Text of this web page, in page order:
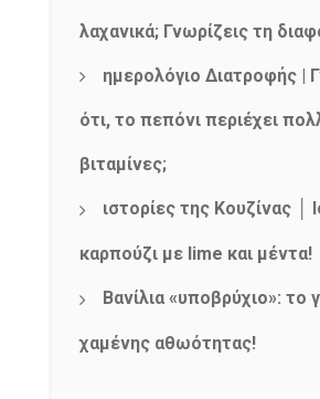
λαχανικά; Γνωρίζεις τη
ημερολόγιο Διατροφής |
ότι, το πεπόνι περιέχει
βιταμίνες;
ιστορίες της Κουζίνας │
καρπούζι με lime και μέντα!
Βανίλια «υποβρύχιο»: το
χαμένης αθωότητας!